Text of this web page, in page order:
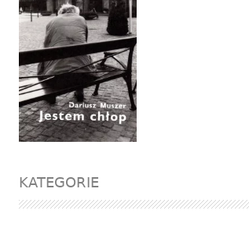
KATEGORIE